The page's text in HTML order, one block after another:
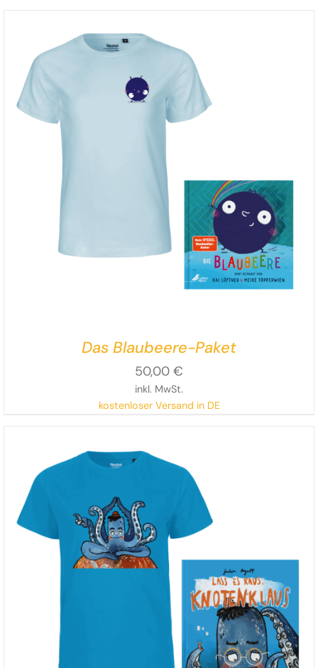
Das Blaubeere-Paket
50,00 €
inkl. MwSt.
kostenloser Versand in DE